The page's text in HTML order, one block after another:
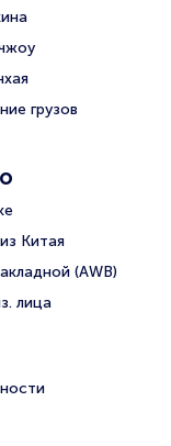
грузов
Китая
(AWB)
лица